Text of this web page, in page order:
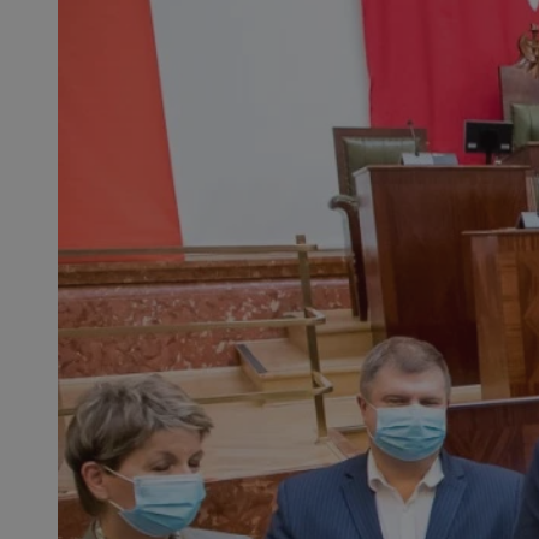
msToken
Nazwa
Nazwa